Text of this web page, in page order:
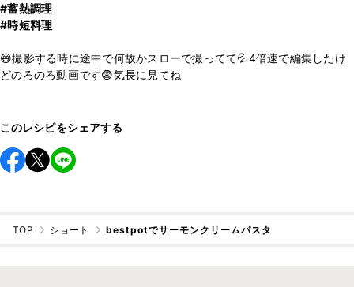
#蓄熱調理
#時短料理
😅撮影する時に途中で何故かスローで撮ってて💦4倍速で編集したけ
どのろのろ動画です😨気長に見てね
このレシピをシェアする
TOP ショート bestpotでサーモンクリームパスタ